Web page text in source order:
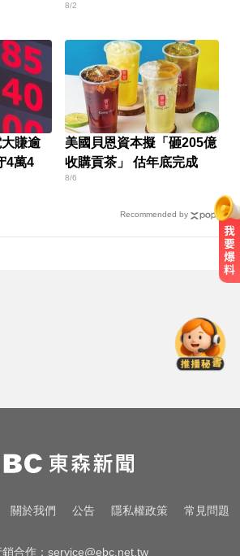
浮現
8/2
賺逾
4萬4
美國貝恩資本擬「砸205億
收購貢茶」 估年底完成
8/6
Recommended by
揭真相
女權集會！36歲網紅陳屍
因待查
共機大舉逼近！偵獲14架
關於我們 公告 隱私權政策 常見問題
合作： service@ebc.net.tw